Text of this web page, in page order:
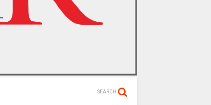
SEARCH